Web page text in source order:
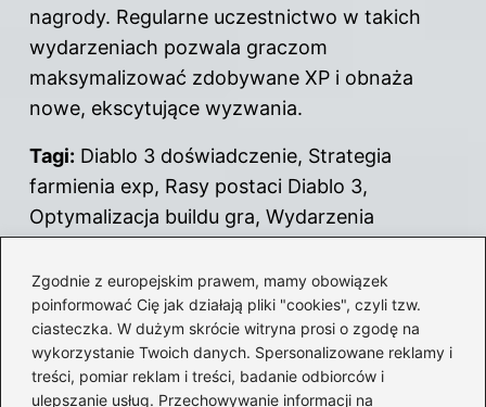
Zgodnie z europejskim prawem, mamy obowiązek
poinformować Cię jak działają pliki "cookies", czyli tzw.
ciasteczka. W dużym skrócie witryna prosi o zgodę na
wykorzystanie Twoich danych. Spersonalizowane reklamy i
treści, pomiar reklam i treści, badanie odbiorców i
ulepszanie usług. Przechowywanie informacji na
nagrody. Regularne uczestnictwo w takich
wydarzeniach pozwala graczom
maksymalizować zdobywane XP i obnaża
nowe, ekscytujące wyzwania.
Tagi: Diablo 3 doświadczenie, Strategia
farmienia exp, Rasy postaci Diablo 3,
Optymalizacja buildu gra, Wydarzenia
Powiązane wpisy:
Odkryj zasady gry sombrero czy melonik
– sekrety i strategie, które musisz znać